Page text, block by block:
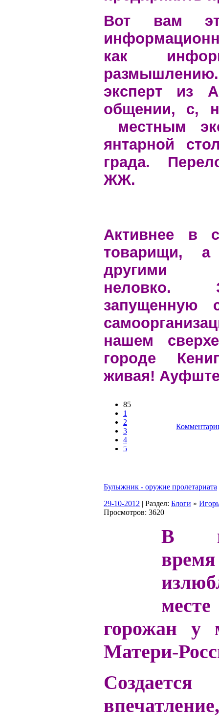
Вот вам
как
эксперт из
общении, с,
местным
янтарной
града.
ЖЖ.
Активнее в
товарищи,
другими
неловко.
запущенную
нашем
городе
живая!
85
1
2
3
4
5
Булыжник - оружие пролетариата
29-10-2012 | Раздел: Блоги »
Просмотров: 3620
В
горожан у
Матери-
Создается